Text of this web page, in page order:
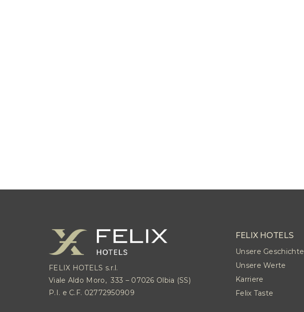
FELIX HOTELS s.r.l.
Viale Aldo Moro, 333 – 07026 Olbia (SS)
P.I. e C.F. 02772950909
FELIX HOTELS
Unsere Geschichte
Unsere Werte
Karriere
Felix Taste